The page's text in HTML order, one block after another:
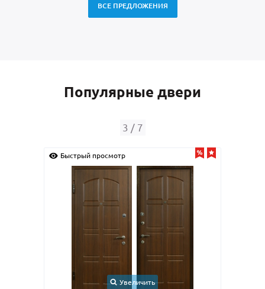
ВСЕ ПРЕДЛОЖЕНИЯ
Популярные двери
3 / 7
Быстрый просмотр
Увеличить